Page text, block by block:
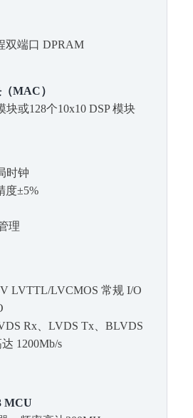
双端口 DPRAM
MAC）
块或128个10x10 DSP 模块
时钟
度±5%
理
LVTTL/LVCMOS 常规 I/O
Rx、LVDS Tx、BLVDS
1200Mb/s
MCU